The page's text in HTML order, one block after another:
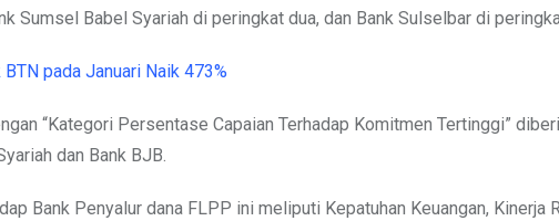
Sumsel Babel Syariah di peringkat dua, dan Bank Sulselbar di
pada Januari Naik 473%
“Kategori Persentase Capaian Terhadap Komitmen Tertinggi”
dan Bank BJB.
Bank Penyalur dana FLPP ini meliputi Kepatuhan Keuangan, Kinerja